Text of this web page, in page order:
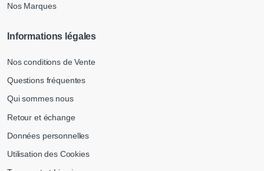
Nos Marques
Informations légales
Nos conditions de Vente
Questions fréquentes
Qui sommes nous
Retour et échange
Données personnelles
Utilisation des Cookies